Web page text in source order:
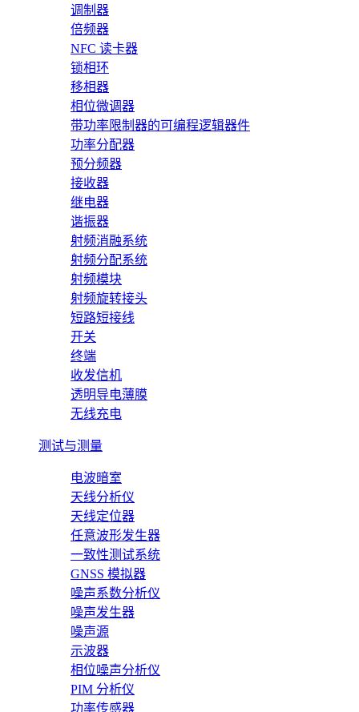
调制器
倍频器
NFC 读卡器
锁相环
移相器
相位微调器
带功率限制器的可编程逻辑器件
功率分配器
预分频器
接收器
继电器
谐振器
射频消融系统
射频分配系统
射频模块
射频旋转接头
短路短接线
开关
终端
收发信机
透明导电薄膜
无线充电
测试与测量
电波暗室
天线分析仪
天线定位器
任意波形发生器
一致性测试系统
GNSS 模拟器
噪声系数分析仪
噪声发生器
噪声源
示波器
相位噪声分析仪
PIM 分析仪
功率传感器